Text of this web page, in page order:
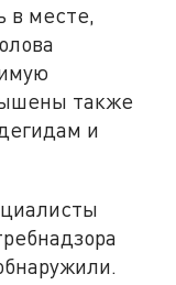
в месте,
также
и